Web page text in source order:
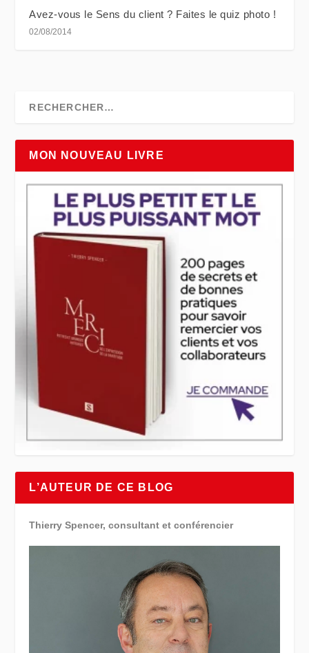
Avez-vous le Sens du client ? Faites le quiz photo !
02/08/2014
MON NOUVEAU LIVRE
L’AUTEUR DE CE BLOG
Thierry Spencer, consultant et conférencier